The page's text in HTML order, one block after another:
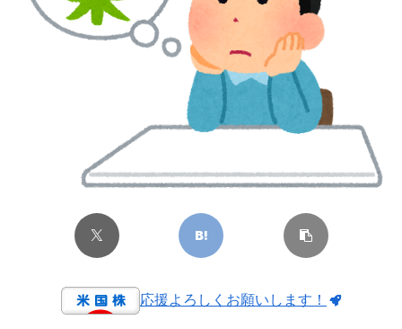
応援よろしくお願いします！